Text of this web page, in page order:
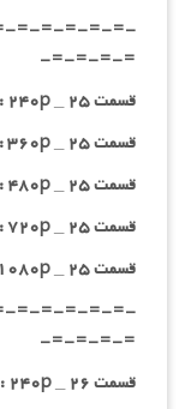
=-=-=-=-=-
=-=-=-=-
قسمت ۲۵ _ ۲۴۰p : | لینک مستقیم | دوبله فارسی
قسمت ۲۵ _ ۳۶۰p : | لینک مستقیم | دوبله فارسی
قسمت ۲۵ _ ۴۸۰p : | لینک مستقیم | دوبله فارسی
قسمت ۲۵ _ ۷۲۰p : | لینک مستقیم | دوبله فارسی
قسمت ۲۵ _ ۱۰۸۰p : | لینک مستقیم | دوبله فارسی
=-=-=-=-=-
=-=-=-=-
قسمت ۲۶ _ ۲۴۰p : | لینک مستقیم | دوبله فارسی